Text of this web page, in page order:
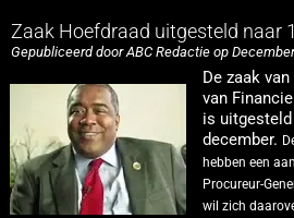
Zaak Hoefdraad uitgesteld naar
Gepubliceerd door ABC Redactie op
De zaak
van
is
december.
hebben een
Procureur-
wil zich